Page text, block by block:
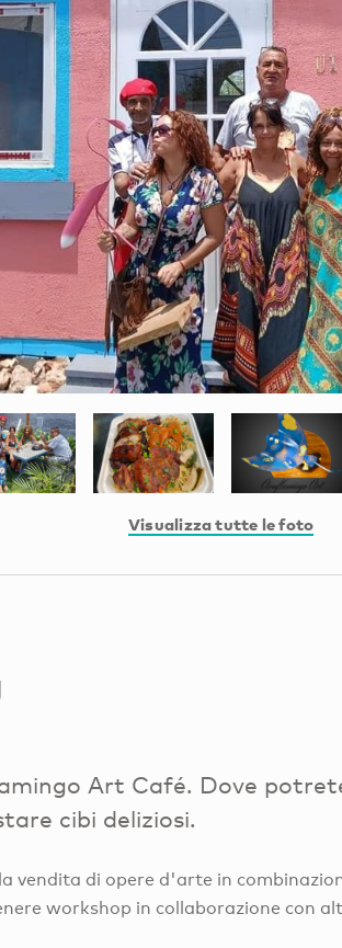
Visualizza tutte le foto
Art Café. Dove
cibi deliziosi.
vendita di opere d'arte in
workshop in collaborazione con